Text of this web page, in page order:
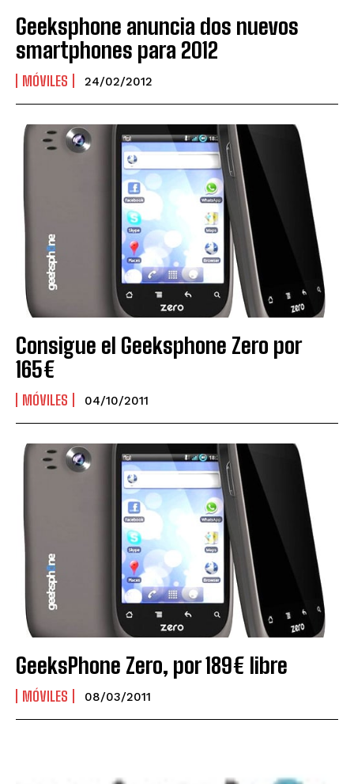
Geeksphone anuncia dos nuevos
smartphones para 2012
MÓVILES 24/02/2012
Consigue el Geeksphone Zero por
165€
MÓVILES 04/10/2011
GeeksPhone Zero, por 189€ libre
MÓVILES 08/03/2011